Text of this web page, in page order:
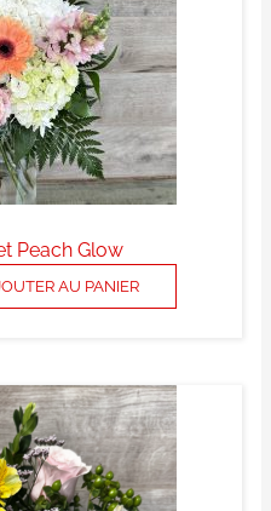
Peach Glow
AU PANIER